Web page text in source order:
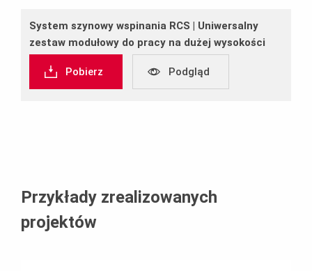
System szynowy wspinania RCS | Uniwersalny
zestaw modułowy do pracy na dużej wysokości
Pobierz Podgląd
Przykłady zrealizowanych
projektów